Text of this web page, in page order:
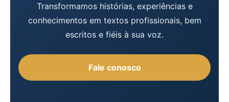
Transformamos histórias, experiências e
conhecimentos em textos profissionais, bem
escritos e fiéis à sua voz.
Fale conosco